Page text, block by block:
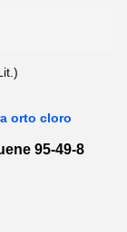
orto cloro
95-49-8